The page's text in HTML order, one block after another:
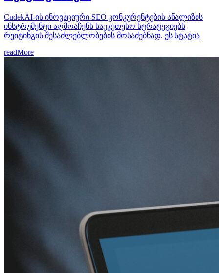
CudekAI-ის ინოვაციური SEO კონკურენტების ანალიზის
ინსტრუმენტი აღმოაჩენს საუკეთესო სტრატეგიებს
რეიტინგის შესაძლებლობების მოსაძებნად. ეს სტატია
readMore